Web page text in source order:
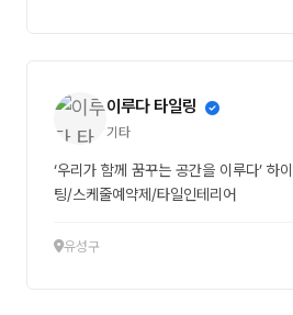
이루다 타일링
기타
‘우리가 함께 꿈꾸는 공간을 이루다’ 하
팅/스케줄예약제/타일인테리어
유성구